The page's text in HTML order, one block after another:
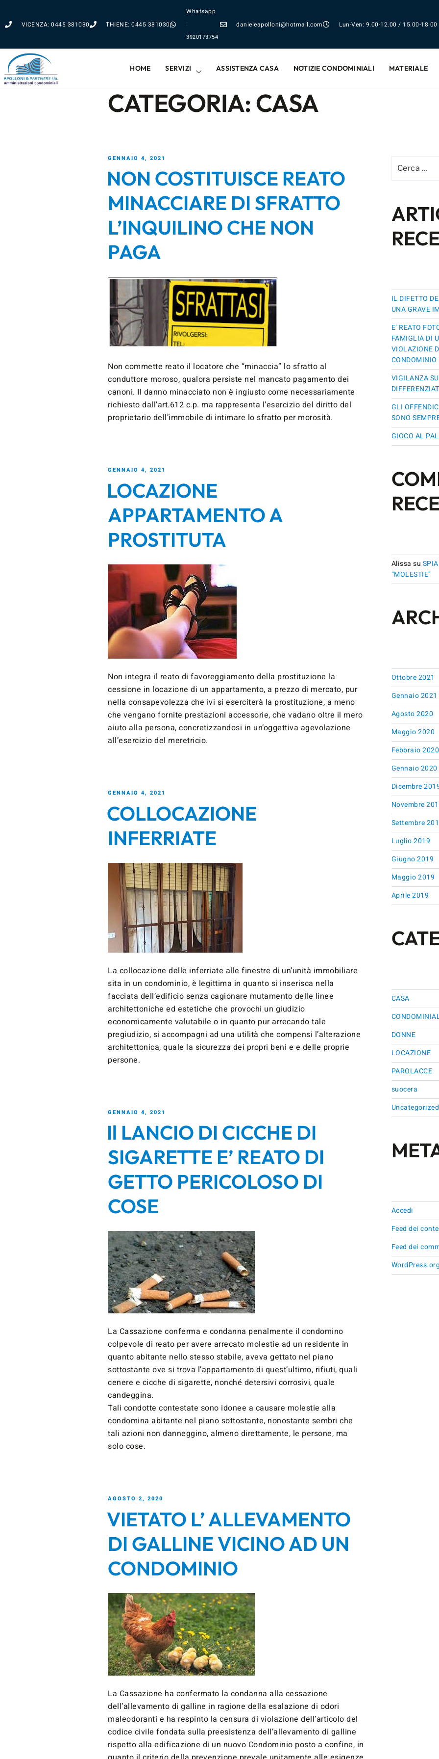
VICENZA: 0445 381030 THIENE: 0445 381030
Whatsapp
:
3920173754
danieleapolloni@hotmail.com Lun-Ven: 9.00-12.00 / 15.00-18.00
HOME SERVIZI ASSISTENZA CASA NOTIZIE CONDOMINIALI MATERIALE
CATEGORIA: CASA
GENNAIO 4, 2021
NON COSTITUISCE REATO
MINACCIARE DI SFRATTO
L’INQUILINO CHE NON
PAGA
Non commette reato il locatore che “minaccia” lo sfratto al
conduttore moroso, qualora persiste nel mancato pagamento dei
canoni. Il danno minacciato non è ingiusto come necessariamente
richiesto dall’art.612 c.p. ma rappresenta l’esercizio del diritto del
proprietario dell’immobile di intimare lo sfratto per morosità.
GENNAIO 4, 2021
LOCAZIONE
APPARTAMENTO A
PROSTITUTA
Non integra il reato di favoreggiamento della prostituzione la
cessione in locazione di un appartamento, a prezzo di mercato, pur
nella consapevolezza che ivi si eserciterà la prostituzione, a meno
che vengano fornite prestazioni accessorie, che vadano oltre il mero
aiuto alla persona, concretizzandosi in un’oggettiva agevolazione
all’esercizio del meretricio.
GENNAIO 4, 2021
COLLOCAZIONE
INFERRIATE
La collocazione delle inferriate alle finestre di un’unità immobiliare
sita in un condominio, è legittima in quanto si inserisca nella
facciata dell’edificio senza cagionare mutamento delle linee
architettoniche ed estetiche che provochi un giudizio
economicamente valutabile o in quanto pur arrecando tale
pregiudizio, si accompagni ad una utilità che compensi l’alterazione
architettonica, quale la sicurezza dei propri beni e e delle proprie
persone.
GENNAIO 4, 2021
Il LANCIO DI CICCHE DI
SIGARETTE E’ REATO DI
GETTO PERICOLOSO DI
COSE
La Cassazione conferma e condanna penalmente il condomino
colpevole di reato per avere arrecato molestie ad un residente in
quanto abitante nello stesso stabile, aveva gettato nel piano
sottostante ove si trova l’appartamento di quest’ultimo, rifiuti, quali
cenere e cicche di sigarette, nonché detersivi corrosivi, quale
candeggina.
Tali condotte contestate sono idonee a causare molestie alla
condomina abitante nel piano sottostante, nonostante sembri che
tali azioni non danneggino, almeno direttamente, le persone, ma
solo cose.
AGOSTO 2, 2020
VIETATO L’ ALLEVAMENTO
DI GALLINE VICINO AD UN
CONDOMINIO
La Cassazione ha confermato la condanna alla cessazione
dell’allevamento di galline in ragione della esalazione di odori
maleodoranti e ha respinto la censura di violazione dell’articolo del
codice civile fondata sulla preesistenza dell’allevamento di galline
rispetto alla edificazione di un nuovo Condominio posto a confine, in
IL DIFETTO
UNA GRAVE
E’ REATO
FAMIGLIA DI
VIOLAZIONE
CONDOMINIO
VIGILANZA
GLI
SONO
GIOCO AL
Alissa su
“MOLESTIE”
Ottobre 2021
Gennaio 2021
Agosto 2020
Maggio 2020
Febbraio 2020
Gennaio 2020
Dicembre
Novembre
Settembre
Luglio 2019
Giugno 2019
Maggio 2019
Aprile 2019
CASA
DONNE
LOCAZIONE
PAROLACCE
suocera
Uncategorized
Accedi
Feed dei
Feed dei
WordPress.org